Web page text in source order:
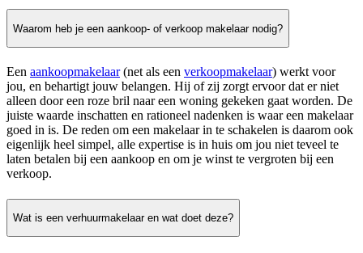
Waarom heb je een aankoop- of verkoop makelaar nodig?
Een aankoopmakelaar(net als een verkoopmakelaar) werkt voor
jou, en behartigt jouw belangen. Hij of zij zorgt ervoor dat er niet
alleen door een roze bril naar een woning gekeken gaat worden. De
juiste waarde inschatten en rationeel nadenken is waar een makelaar
goed in is. De reden om een makelaar in te schakelen is daarom ook
eigenlijk heel simpel, alle expertise is in huis om jou niet teveel te
laten betalen bij een aankoop en om je winst te vergroten bij een
verkoop.
Wat is een verhuurmakelaar en wat doet deze?